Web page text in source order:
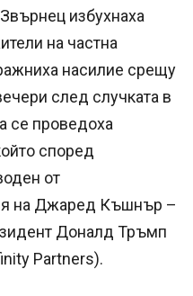
избухнаха
на частна
насилие срещу
след случката в
се проведоха
според
от
на Джаред Къшнър –
Доналд Тръмп
Partners).